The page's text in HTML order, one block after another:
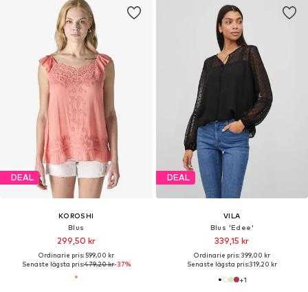
DEAL
KOROSHI
Blus
299,50 kr
Ordinarie pris: 599,00 kr
Senaste lägsta pris:479,20 kr-37%
DEAL
VILA
Blus 'Edee'
339,15 kr
Ordinarie pris: 399,00 kr
Senaste lägsta pris:319,20 kr
+1